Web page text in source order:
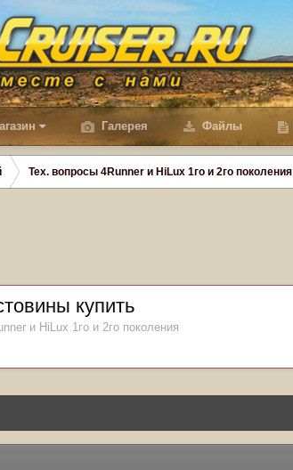
Галерея Файлы
Тех. вопросы 4Runner и HiLux 1го и 2го поколения
купить
и HiLux 1го и 2го поколения